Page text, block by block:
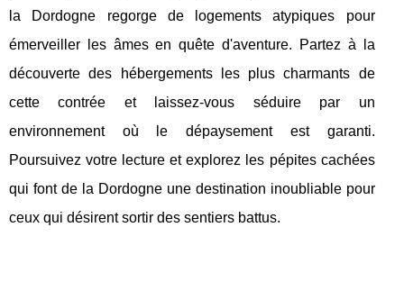
la Dordogne regorge de logements atypiques pour
émerveiller les âmes en quête d'aventure. Partez à la
découverte des hébergements les plus charmants de
cette contrée et laissez-vous séduire par un
environnement où le dépaysement est garanti.
Poursuivez votre lecture et explorez les pépites cachées
qui font de la Dordogne une destination inoubliable pour
ceux qui désirent sortir des sentiers battus.